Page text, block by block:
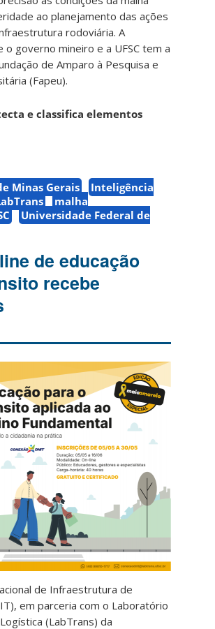
ao planejamento das ações
rodoviária. A
governo mineiro e a UFSC tem a
de Amparo à Pesquisa e
(Fapeu).
e classifica elementos
Minas Gerais
Inteligência
malha
Universidade Federal de
de educação
recebe
de Infraestrutura de
em parceria com o Laboratório
(LabTrans) da